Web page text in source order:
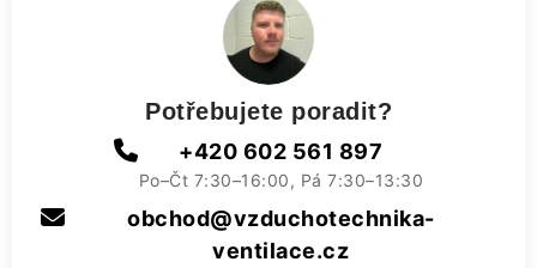
Kontakty
Potřebujete poradit?
+420 602 561 897
Po–Čt 7:30–16:00, Pá 7:30–13:30
obchod@vzduchotechnika-
ventilace.cz